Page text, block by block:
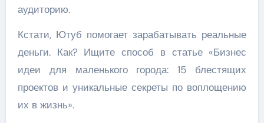
аудиторию.
Кстати, Ютуб помогает зарабатывать реальные
деньги. Как? Ищите способ в статье «Бизнес
идеи для маленького города: 15 блестящих
проектов и уникальные секреты по воплощению
их в жизнь».